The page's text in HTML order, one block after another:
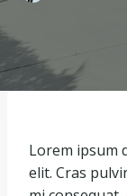
Lorem ipsum
elit. Cras